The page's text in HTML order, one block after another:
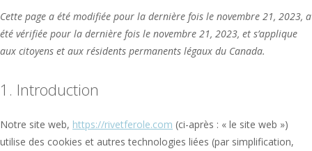
Cette page a été modifiée pour la dernière fois le novembre 21, 2023, a
été vérifiée pour la dernière fois le novembre 21, 2023, et s’applique
aux citoyens et aux résidents permanents légaux du Canada.
1. Introduction
Notre site web, https://rivetferole.com (ci-après : « le site web »)
utilise des cookies et autres technologies liées (par simplification,